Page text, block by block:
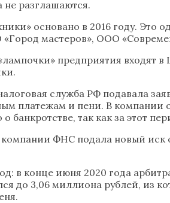
не разглашаются.
основано в 2016 году.
мастеров», ООО
предприятия входят
служба РФ подавала
платежам и пени. В компании
банкротстве, так как за этот
ФНС подала новый иск
в конце июня 2020 года
до 3,06 миллиона рублей, из